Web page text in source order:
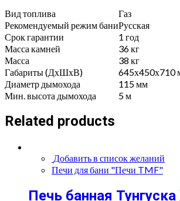
Вид топлива
Газ
Рекомендуемый режим баниРусская
Срок гарантии
1 год
Масса камней
36 кг
Масса
38 кг
Габариты (ДхШхВ)
645х450х710
Диаметр дымохода
115 мм
Мин. высота дымохода
5 м
Related products
Добавить в список желаний
Печи для бани "Печи TMF"
Печь банная